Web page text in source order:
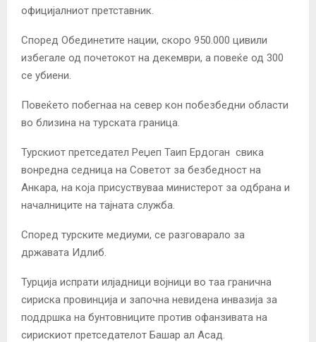
официјалниот претставник.
Според Обединетите нации, скоро 950.000 цивили
избегале од почетокот на декември, а повеќе од 300
се убиени.
Повеќето побегнаа на север кон побезбедни области
во близина на турската граница.
Турскиот претседател Реџеп Таип Ердоган свика
вонредна седница на Советот за безбедност на
Анкара, на која присуствуваа министерот за одбрана и
началниците на тајната служба.
Според турските медиуми, се разговарало за
државата Идлиб.
Турција испрати илјадници војници во таа гранична
сириска провинција и започна невидена инвазија за
поддршка на бунтовниците против офанзивата на
сирискиот претседателот Башар ал Асад.